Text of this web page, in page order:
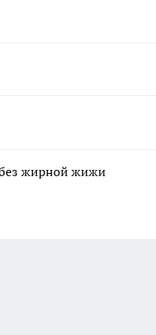
жирной жижи